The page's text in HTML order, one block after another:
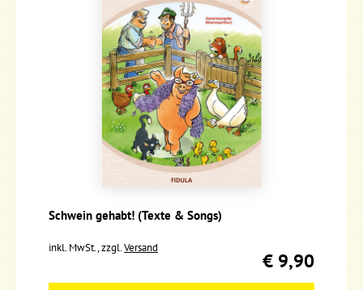
Schwein gehabt! (Texte & Songs)
inkl. MwSt., zzgl.Versand
€ 9,90